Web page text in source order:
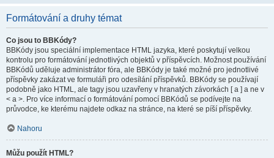
Formátování a druhy témat
Co jsou to BBKódy?
BBKódy jsou speciální implementace HTML jazyka, které poskytují velkou
kontrolu pro formátování jednotlivých objektů v příspěvcích. Možnost používání
BBKódů uděluje administrátor fóra, ale BBKódy je také možné pro jednotlivé
příspěvky zakázat ve formuláři pro odesílání příspěvků. BBKódy se používají
podobně jako HTML, ale tagy jsou uzavřeny v hranatých závorkách [ a ] a ne v
< a >. Pro více informací o formátování pomocí BBKódů se podívejte na
průvodce, ke kterému najdete odkaz na stránce, na které se píší příspěvky.
Nahoru
Můžu použít HTML?